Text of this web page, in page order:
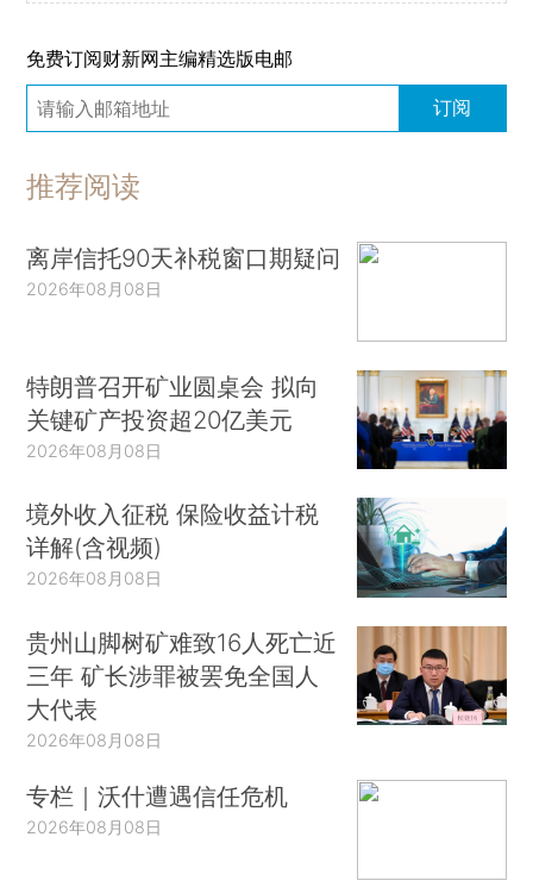
免费订阅财新网主编精选版电邮
订阅
推荐阅读
离岸信托90天补税窗口期疑问
2026年08月08日
特朗普召开矿业圆桌会 拟向
关键矿产投资超20亿美元
2026年08月08日
境外收入征税 保险收益计税
详解(含视频)
2026年08月08日
贵州山脚树矿难致16人死亡近
三年 矿长涉罪被罢免全国人
大代表
2026年08月08日
专栏｜沃什遭遇信任危机
2026年08月08日